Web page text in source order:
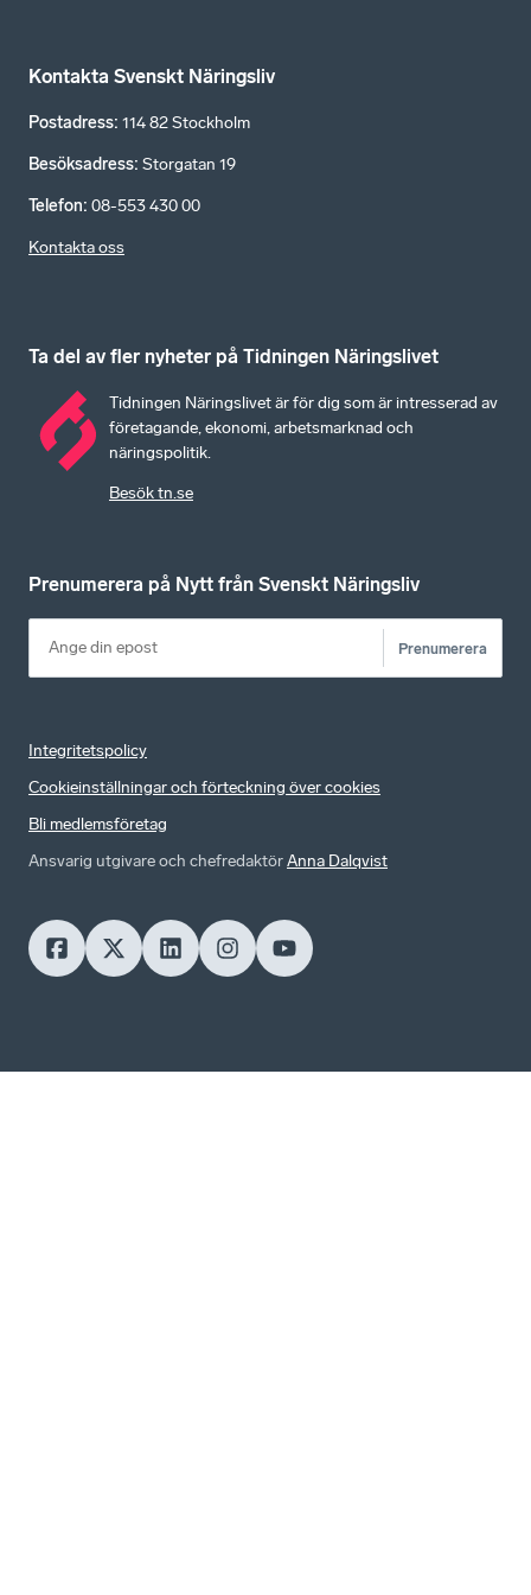
Kontakta Svenskt Näringsliv
Postadress: 114 82 Stockholm
Besöksadress: Storgatan 19
Telefon: 08-553 430 00
Kontakta oss
Ta del av fler nyheter på Tidningen Näringslivet
Tidningen Näringslivet är för dig som är intresserad av
företagande, ekonomi, arbetsmarknad och
näringspolitik.
Besök tn.se
Prenumerera på Nytt från Svenskt Näringsliv
Prenumerera
Integritetspolicy
Cookieinställningar och förteckning över cookies
Bli medlemsföretag
Ansvarig utgivare och chefredaktörAnna Dalqvist